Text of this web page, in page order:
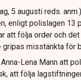
5 augusti reds.
enligt polislagen 13
att följa order och
gripas misstänkta för
Lena Mann att
att följa